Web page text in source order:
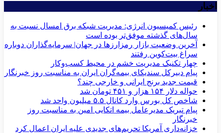
اخبار
رئیس کمیسیون انرژی: مدیریت شبکه برق امسال نسبت به
سال‌های گذشته موفق‌تر بوده است
آخرین وضعیت بازار رمزارزها در جهان| سرمایه‌گذاران دوباره
سراغ بیت‌کوین رفتند
چهار تکنیک مدیریت خشم در محیط کسب‌وکار
پیام دبیرکل سندیکای بیمه‌گران ایران به مناسبت روز خبرنگار
قیمت جدید برنج ایرانی و خارجی چند؟
حواله دلار ۱۵۴ هزار و ۴۵۱ تومان شد
شاخص کل بورس وارد کانال ۵.۵ میلیون واحد شد
پیام تبریک مدیرعامل بیمه اتکایی امین به مناسبت روز
خبرنگار
خزانه‌داری آمریکا تحریم‌های جدیدی علیه ایران اعمال کرد